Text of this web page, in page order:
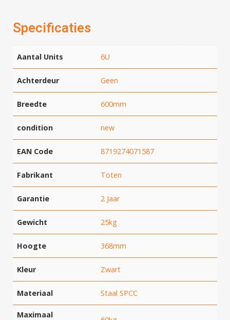
Specificaties
Aantal Units 6U
Achterdeur Geen
Breedte 600mm
condition new
EAN Code 8719274071587
Fabrikant Toten
Garantie 2 Jaar
Gewicht 25kg
Hoogte 368mm
Kleur Zwart
Materiaal Staal SPCC
Maximaal